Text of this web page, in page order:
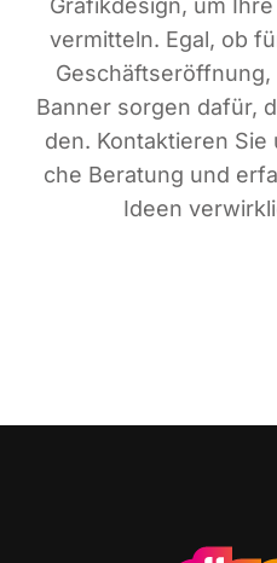
Gra­fik­de­sign, um
ver­mit­teln. Egal, ob
Ban­ner sor­gen dafür,
den. Kon­tak­tie­ren
che Bera­tung und
Ideen